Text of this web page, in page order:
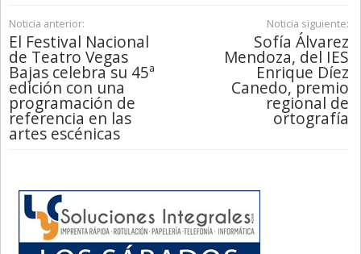
Noticia anterior:
El Festival Nacional
de Teatro Vegas
Bajas celebra su 45ª
edición con una
programación de
referencia en las
artes escénicas
Noticia siguiente:
Sofía Álvarez
Mendoza, del IES
Enrique Díez
Canedo, premio
regional de
ortografía